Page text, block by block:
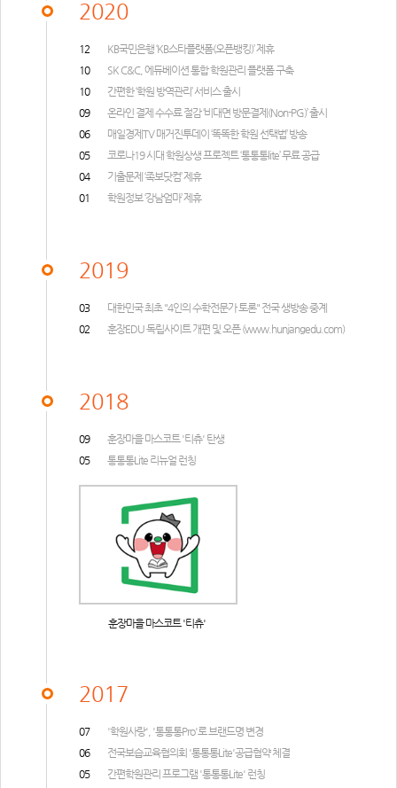
2020
12
KB국민은행 ‘KB스타플랫폼(오픈뱅킹)’ 제휴
10
SK C&C, 에듀베이션 통합 학원관리 플랫폼 구축
10
간편한 ‘학원 방역관리’ 서비스 출시
09
온라인 결제 수수료 절감 ‘비대면 방문결제(Non-PG)’ 출시
06
매일경제TV 매거진투데이 ‘똑똑한 학원 선택법’ 방송
05
코로나19 시대 학원상생 프로젝트 ‘통통통lite’ 무료 공급
04
기출문제 ‘족보닷컴’ 제휴
01
학원정보 ‘강남엄마’ 제휴
2019
03
대한민국 최초 "4인의 수학전문가 토론" 전국 생방송 중계
02
훈장EDU 독립사이트 개편 및 오픈 (www.hunjangedu.com)
2018
09
훈장마을 마스코트 '티츄' 탄생
05
통통통Lite 리뉴얼 런칭
훈장마을 마스코트 '티츄'
2017
07
'학원사랑', '통통통Pro'로 브랜드명 변경
06
전국보습교육협의회 '통통통Lite'공급협약 체결
05
간편학원관리 프로그램 '통통통Lite' 런칭